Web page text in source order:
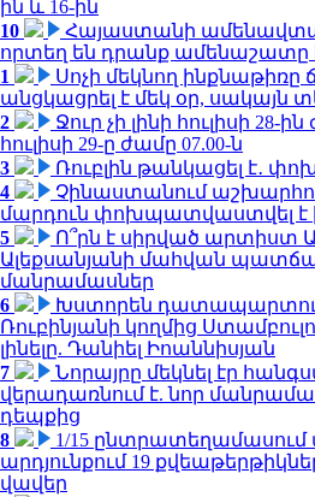
ին և 16-ին
10
Հայաստանի
որտեղ են դրանք ամենաշատը
1
Սոչի մեկնող
անցկացրել է մեկ օր, սակայն
2
Ջուր չի լինի հուլիսի 28-
հուլիսի 29-ը ժամը 07.00-ն
3
Ռուբլին թանկացել է․
4
Չինաստանում
մարդուն փոխպատվաստվել է
5
Ո՞րն է սիրված արտիստ
Ալեքսանյանի մահվան
մանրամասներ
6
Խստորեն
Ռուբինյանի կողմից
լինելը. Դանիել Իոաննիսյան
7
Նորայրը մեկնել էր
վերադառնում է. նոր
դեպքից
8
1/15
արդյունքում 19
վավեր